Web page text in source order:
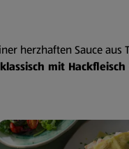
herzhaften Sauce aus
klassisch mit